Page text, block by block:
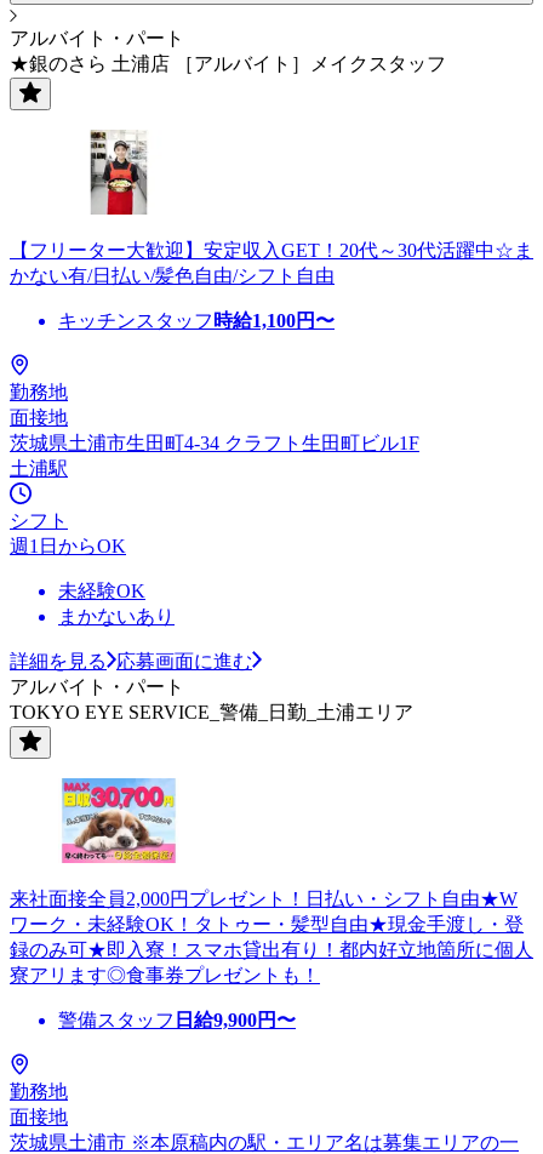
アルバイト・パート
★銀のさら 土浦店 ［アルバイト］メイクスタッフ
【フリーター大歓迎】安定収入GET！20代～30代活躍中☆ま
かない有/日払い/髪色自由/シフト自由
キッチンスタッフ 時給1,100円〜
勤務地
面接地
茨城県土浦市生田町4-34 クラフト生田町ビル1F
土浦駅
シフト
週1日からOK
未経験OK
まかないあり
詳細を見る
応募画面に進む
アルバイト・パート
TOKYO EYE SERVICE_警備_日勤_土浦エリア
来社面接全員2,000円プレゼント！日払い・シフト自由★W
ワーク・未経験OK！タトゥー・髪型自由★現金手渡し・登
録のみ可★即入寮！スマホ貸出有り！都内好立地箇所に個人
寮アリます◎食事券プレゼントも！
警備スタッフ 日給9,900円〜
勤務地
面接地
茨城県土浦市 ※本原稿内の駅・エリア名は募集エリアの一